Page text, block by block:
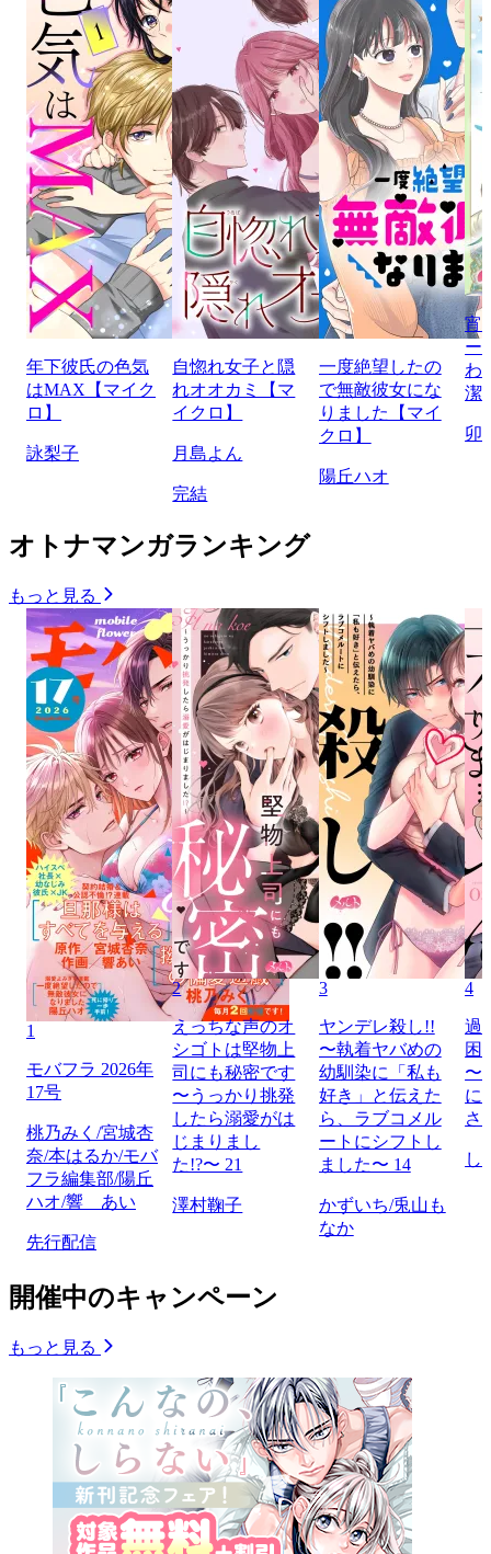
年下彼氏の色気
はMAX【マイク
ロ】
詠梨子
自惚れ女子と隠
れオオカミ【マ
イクロ】
月島よん
完結
一度絶望したの
で無敵彼女にな
りました【マイ
クロ】
陽丘ハオ
宵
ー
わ
潔
卯
オトナマンガランキング
もっと見る
1
モバフラ 2026年
17号
桃乃みく/宮城杏
奈/本はるか/モバ
フラ編集部/陽丘
ハオ/響 あい
先行配信
2
えっちな声のオ
シゴトは堅物上
司にも秘密です
〜うっかり挑発
したら溺愛がは
じまりまし
た!?〜 21
澤村鞠子
3
ヤンデレ殺し!!
〜執着ヤバめの
幼馴染に「私も
好き」と伝えた
ら、ラブコメル
ートにシフトし
ました〜 14
かずいち/兎山も
なか
4
過
困
〜
に
さ
し
開催中のキャンペーン
もっと見る